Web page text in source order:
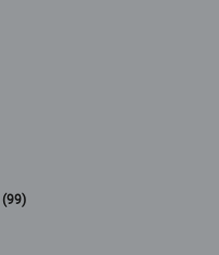
(99)